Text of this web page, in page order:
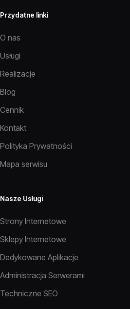
Przydatne linki
O nas
Usługi
Realizacje
Blog
Cennik
Kontakt
Polityka Prywatności
Mapa serwisu
Nasze Usługi
Strony Internetowe
Sklepy Internetowe
Dedykowane Aplikacje
Administracja Serwerami
Techniczne SEO